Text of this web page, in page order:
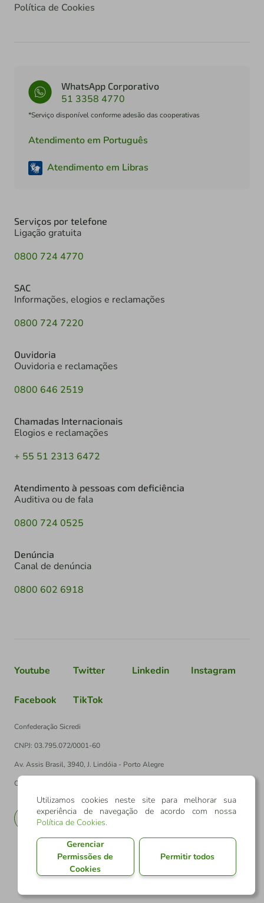
Política de Cookies
WhatsApp Corporativo
51 3358 4770
*Serviço disponível conforme adesão das cooperativas
Atendimento em Português
Atendimento em Libras
Serviços por telefone
Ligação gratuita
0800 724 4770
SAC
Informações, elogios e reclamações
0800 724 7220
Ouvidoria
Ouvidoria e reclamações
0800 646 2519
Chamadas Internacionais
Elogios e reclamações
+ 55 51 2313 6472
Atendimento à pessoas com deficiência
Auditiva ou de fala
0800 724 0525
Denúncia
Canal de denúncia
0800 602 6918
Youtube Twitter Linkedin Instagram
Facebook TikTok
Confederação Sicredi
CNPJ: 03.795.072/0001-60
Av. Assis Brasil, 3940, J. Lindóia - Porto Alegre
CEP: 91010-003
EN
Utilizamos cookies neste site para melhorar sua
experiência de navegação de acordo com nossa
Política de Cookies.
Gerenciar
Permissões de
Cookies
Permitir todos